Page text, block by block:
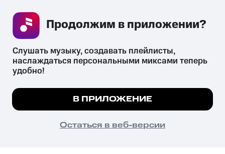
СКАЧАТЬ ПРИЛОЖЕНИЕ
психотропных веществ, их аналогов причиняет вред здоровью,
их незаконный оборот запрещён и влечёт установленную
законодательством ответственность.
© 2026 ООО «КИОН».
Все права защищены
Мы используем куки, чтобы на сайте все
Подробнее
ПОНЯТНО
Слушать музыку, создавать плейлисты,
наслаждаться персональными миксами теперь
удобно!
В ПРИЛОЖЕНИЕ
Остаться в веб-версии